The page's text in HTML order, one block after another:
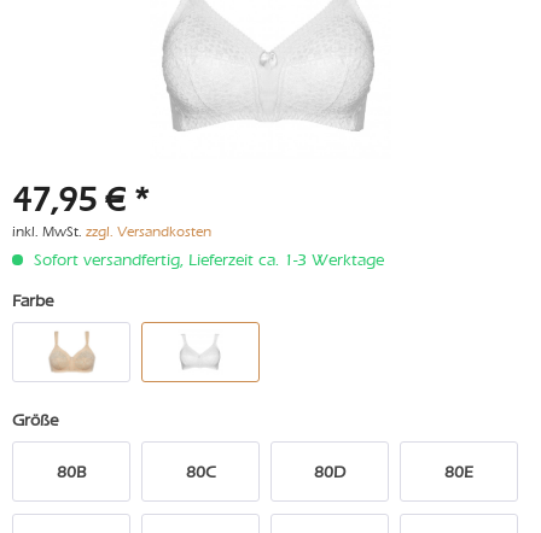
47,95 € *
inkl. MwSt. zzgl. Versandkosten
Sofort versandfertig, Lieferzeit ca. 1-3 Werktage
Farbe
Größe
80B 80C 80D 80E